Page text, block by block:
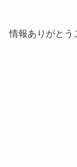
情報ありがとう